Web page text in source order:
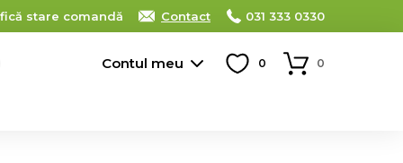
stare comandă Contact 031 333 0330
Contul meu 0 0